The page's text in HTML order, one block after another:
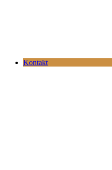
Kontakt